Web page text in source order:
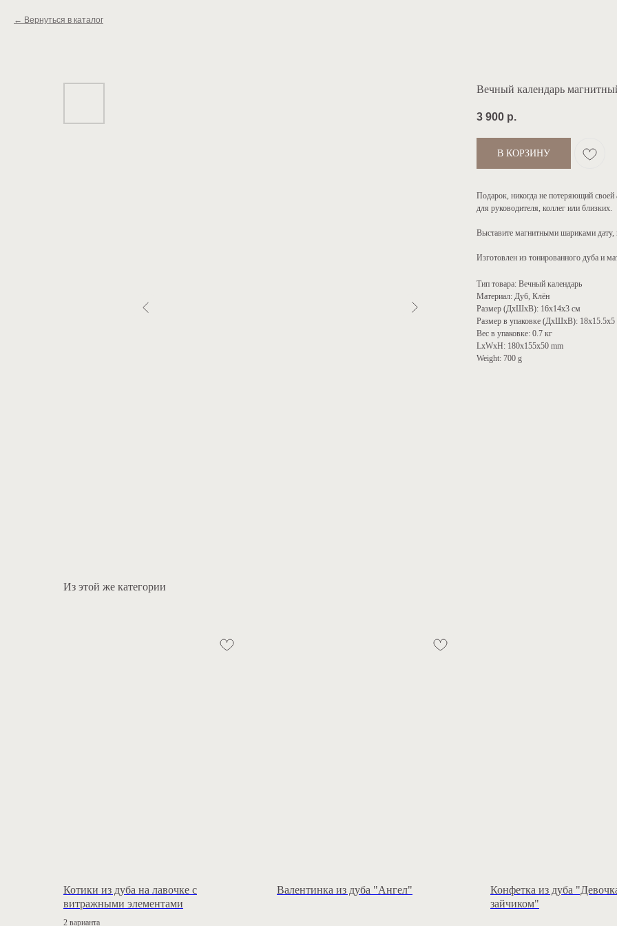
Вернуться в каталог
Вечный календарь
3 900 р.
В КОРЗИНУ
Подарок, никогда не потеряющий
для руководителя, коллег или близких.
Выставите магнитными шариками дату,
Изготовлен из тонированного дуба и
Тип товара: Вечный календарь
Материал: Дуб, Клён
Размер (ДхШхВ): 16х14х3 см
Размер в упаковке (ДхШхВ): 18х15.5х5
Вес в упаковке: 0.7 кг
LxWxH: 180x155x50 mm
Weight: 700 g
Из этой же категории
Котики из дуба на лавочке с
витражными элементами
2 варианта
Валентинка из дуба "Ангел"
Конфетка из дуба
зайчиком"